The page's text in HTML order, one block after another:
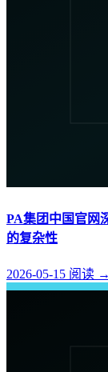
PA集团中国官网
的复杂性
2026-05-15 阅读 →